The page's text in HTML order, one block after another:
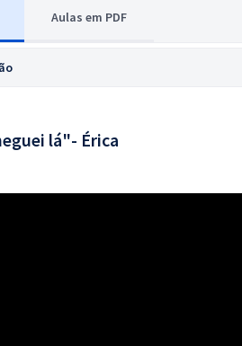
Aulas em PDF
lá"- Érica